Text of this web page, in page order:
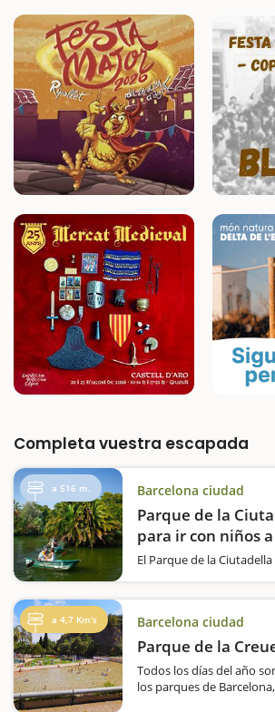
Completa vuestra escapada
a 516 m. Barcelona ciudad
Parque de la
para ir con niños
El Parque de la
parque ofrece una
espacios verdes,…
a 4,7 Km's Barcelona ciudad
Parque de la
Todos los días del año
los parques de